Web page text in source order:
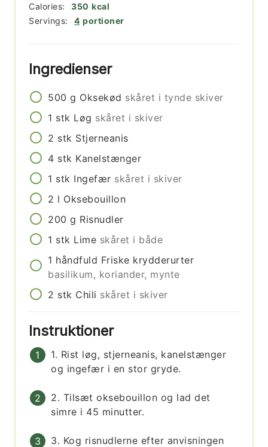
Servings: 4 portioner
Calories: 350 kcal
Ingredienser
500 g Oksekød skåret i tynde skiver
1 stk Løg skåret i skiver
2 stk Stjerneanis
4 stk Kanelstænger
1 stk Ingefær skåret i skiver
2 l Oksebouillon
200 g Risnudler
1 stk Lime skåret i både
1 håndfuld Friske krydderurter
basilikum, koriander, mynte
2 stk Chili skåret i skiver
Instruktioner
1. Rist løg, stjerneanis, kanelstænger
og ingefær i en stor gryde.
2. Tilsæt oksebouillon og lad det
simre i 45 minutter.
3. Kog risnudlerne efter anvisningen